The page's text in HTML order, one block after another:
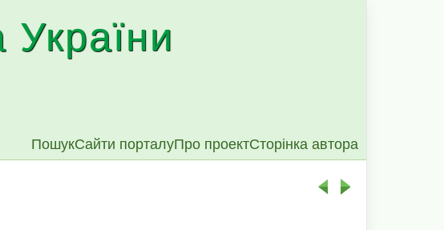
України
ПошукСайти порталуПро проектСторінка автора